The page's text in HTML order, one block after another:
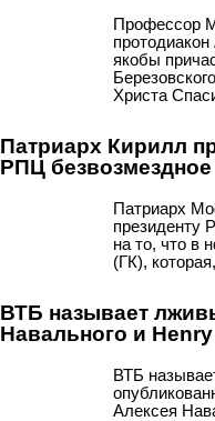
Профессор
якобы
Христа
Патриарх Кирилл
РПЦ
Патриарх
президенту
на то, что в
(ГК),
ВТБ называет
Навального и
ВТБ
Алексея